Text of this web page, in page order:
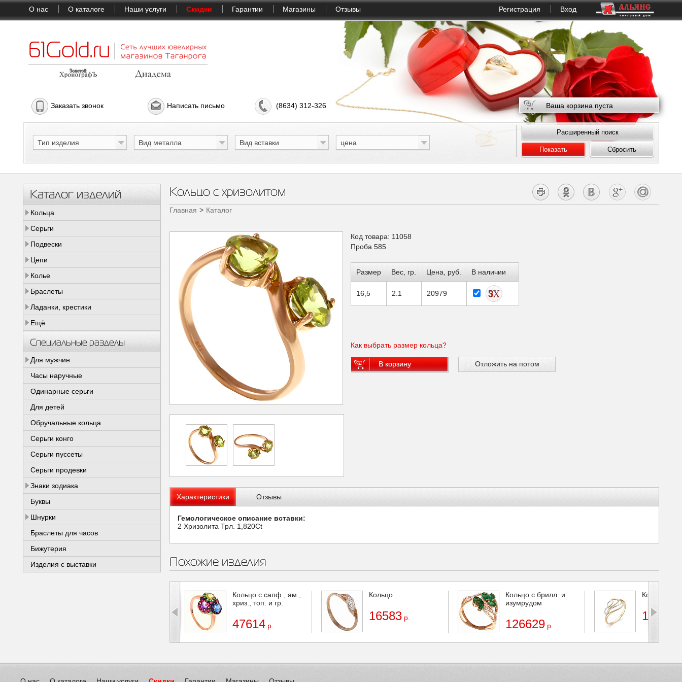
О нас О каталоге Наши услуги Скидки Гарантии Магазины Отзывы Регистрация Вход
Заказать звонок Написать письмо (8634) 312-326 Ваша корзина пуста
Тип изделия Вид металла Вид вставки цена
Расширенный поиск
Показать Сбросить
Каталог изделий
Кольца
Серьги
Подвески
Цепи
Колье
Браслеты
Ладанки, крестики
Ещё
Специальные разделы
Для мужчин
Часы наручные
Одинарные серьги
Для детей
Обручальные кольца
Серьги конго
Серьги пуссеты
Серьги продевки
Знаки зодиака
Буквы
Шнурки
Браслеты для часов
Бижутерия
Изделия с выставки
Кольцо с хризолитом
Главная Каталог
Код товара: 11058
Проба 585
Размер Вес, гр. Цена, руб. В наличии
16,5 2.1 20979
Как выбрать размер кольца?
В корзину Отложить на потом
Характеристики Отзывы
Гемологическое описание вставки:
2 Хризолита Трл. 1,820Ct
Похожие изделия
Кольцо с сапф., ам.,
хриз., топ. и гр.
47614 р.
Кольцо
16583 р.
Кольцо с брилл. и
изумрудом
126629 р.
Кольцо
15884